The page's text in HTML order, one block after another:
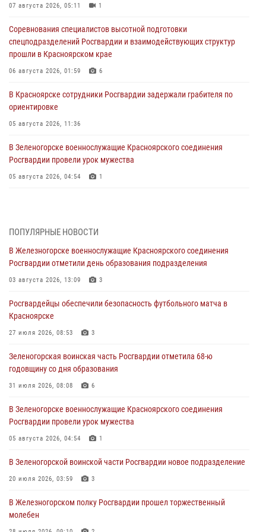
07 августа 2026, 05:11 1
Соревнования специалистов высотной подготовки
спецподразделений Росгвардии и взаимодействующих структур
прошли в Красноярском крае
06 августа 2026, 01:59 6
В Красноярске сотрудники Росгвардии задержали грабителя по
ориентировке
05 августа 2026, 11:36
В Зеленогорске военнослужащие Красноярского соединения
Росгвардии провели урок мужества
05 августа 2026, 04:54 1
05 августа 2026, 04:52 1
В Красноярске сотрудники вневедомственной охраны Росгвардии
задержали подозреваемого в серии краж из гипермаркета
04 августа 2026, 09:57
Сотрудники Росгвардии обеспечили общественный порядок во
время проведения экстремального заплыва в Дудинке
04 августа 2026, 08:36
В Красноярске сотрудники Росгвардии задержали подозреваемого
в серии краж из супермаркета
04 августа 2026, 06:50
Военнослужащие Красноярского соединения Росгвардии
познакомили отдыхающих детей с тонкостями РХБ защиты
03 августа 2026, 13:12 2
ПОПУЛЯРНЫЕ НОВОСТИ
В Железногорске военнослужащие Красноярского соединения
Росгвардии отметили день образования подразделения
03 августа 2026, 13:09 3
Росгвардейцы обеспечили безопасность футбольного матча в
Красноярске
27 июля 2026, 08:53 3
Зеленогорская воинская часть Росгвардии отметила 68-ю
годовщину со дня образования
31 июля 2026, 08:08 6
В Зеленогорске военнослужащие Красноярского соединения
Росгвардии провели урок мужества
05 августа 2026, 04:54 1
В Зеленогорской воинской части Росгвардии новое подразделение
20 июля 2026, 03:59 3
В Железногорском полку Росгвардии прошел торжественный
молебен